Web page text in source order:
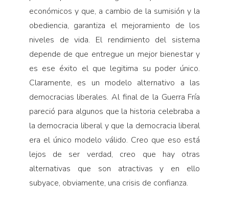
económicos y que, a cambio de la sumisión y la
obediencia, garantiza el mejoramiento de los
niveles de vida. El rendimiento del sistema
depende de que entregue un mejor bienestar y
es ese éxito el que legitima su poder único.
Claramente, es un modelo alternativo a las
democracias liberales. Al final de la Guerra Fría
pareció para algunos que la historia celebraba a
la democracia liberal y que la democracia liberal
era el único modelo válido. Creo que eso está
lejos de ser verdad, creo que hay otras
alternativas que son atractivas y en ello
subyace, obviamente, una crisis de confianza.